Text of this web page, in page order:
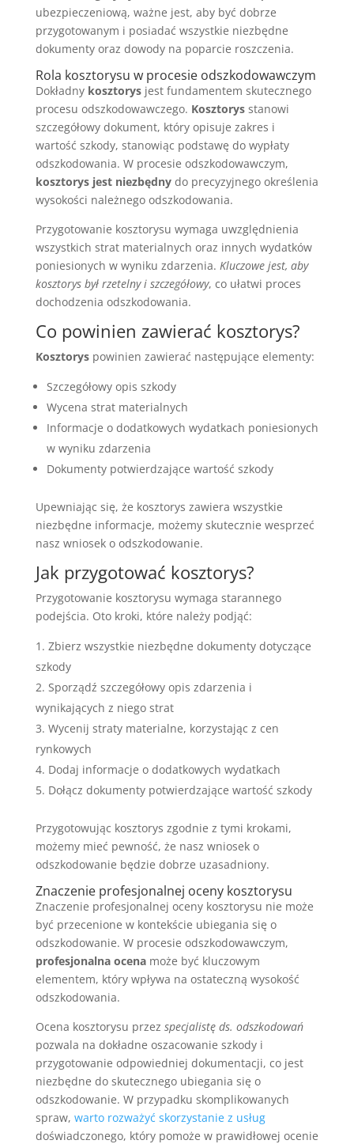
ubezpieczeniową, ważne jest, aby być dobrze
przygotowanym i posiadać wszystkie niezbędne
dokumenty oraz dowody na poparcie roszczenia.
Rola kosztorysu w procesie odszkodowawczym
Dokładny kosztorysjest fundamentem skutecznego
procesu odszkodowawczego. Kosztorysstanowi
szczegółowy dokument, który opisuje zakres i
wartość szkody, stanowiąc podstawę do wypłaty
odszkodowania. W procesie odszkodowawczym,
kosztorys jest niezbędnydo precyzyjnego określenia
wysokości należnego odszkodowania.
Przygotowanie kosztorysu wymaga uwzględnienia
wszystkich strat materialnych oraz innych wydatków
poniesionych w wyniku zdarzenia. Kluczowe jest, aby
kosztorys był rzetelny i szczegółowy, co ułatwi proces
dochodzenia odszkodowania.
Co powinien zawierać kosztorys?
Kosztoryspowinien zawierać następujące elementy:
Szczegółowy opis szkody
Wycena strat materialnych
Informacje o dodatkowych wydatkach poniesionych
w wyniku zdarzenia
Dokumenty potwierdzające wartość szkody
Upewniając się, że kosztorys zawiera wszystkie
niezbędne informacje, możemy skutecznie wesprzeć
nasz wniosek o odszkodowanie.
Jak przygotować kosztorys?
Przygotowanie kosztorysu wymaga starannego
podejścia. Oto kroki, które należy podjąć:
Zbierz wszystkie niezbędne dokumenty dotyczące
szkody
Sporządź szczegółowy opis zdarzenia i
wynikających z niego strat
Wycenij straty materialne, korzystając z cen
rynkowych
Dodaj informacje o dodatkowych wydatkach
Dołącz dokumenty potwierdzające wartość szkody
Przygotowując kosztorys zgodnie z tymi krokami,
możemy mieć pewność, że nasz wniosek o
odszkodowanie będzie dobrze uzasadniony.
Znaczenie profesjonalnej oceny kosztorysu
Znaczenie profesjonalnej oceny kosztorysu nie może
być przecenione w kontekście ubiegania się o
odszkodowanie. W procesie odszkodowawczym,
profesjonalna ocenamoże być kluczowym
elementem, który wpływa na ostateczną wysokość
odszkodowania.
Ocena kosztorysu przez specjalistę ds. odszkodowań
pozwala na dokładne oszacowanie szkody i
przygotowanie odpowiedniej dokumentacji, co jest
niezbędne do skutecznego ubiegania się o
odszkodowanie. W przypadku skomplikowanych
spraw, warto rozważyć skorzystanie z usług
doświadczonego, który pomoże w prawidłowej ocenie